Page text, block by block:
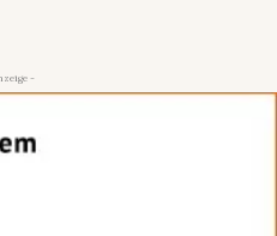
-